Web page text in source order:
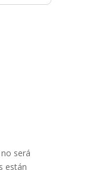
será
están